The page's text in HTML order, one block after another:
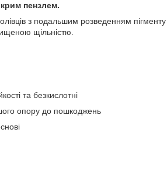
пензлем.
з подальшим розведенням
щільністю.
та безкислотні
опору до пошкоджень